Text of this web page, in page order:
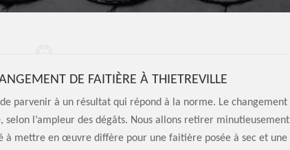
DE FAITIÈRE À THIETREVILLE
parvenir à un résultat qui répond à la norme. Le changement
l’ampleur des dégâts. Nous allons retirer minutieusement
à mettre en œuvre diffère pour une faitière posée à sec et une